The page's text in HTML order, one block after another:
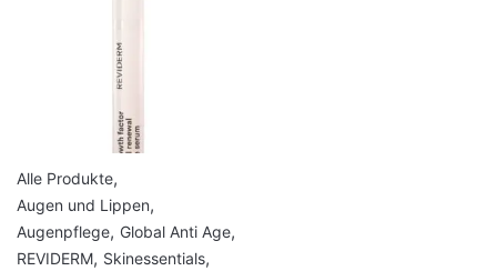
Alle Produkte,
Augen und Lippen,
Augenpflege, Global Anti Age,
REVIDERM, Skinessentials,